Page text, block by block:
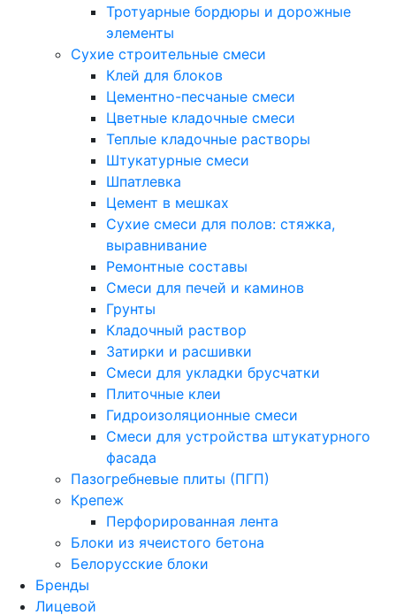
Тротуарные бордюры и дорожные
элементы
Сухие строительные смеси
Клей для блоков
Цементно-песчаные смеси
Цветные кладочные смеси
Теплые кладочные растворы
Штукатурные смеси
Шпатлевка
Цемент в мешках
Сухие смеси для полов: стяжка,
выравнивание
Ремонтные составы
Смеси для печей и каминов
Грунты
Кладочный раствор
Затирки и расшивки
Смеси для укладки брусчатки
Плиточные клеи
Гидроизоляционные смеси
Смеси для устройства штукатурного
фасада
Пазогребневые плиты (ПГП)
Крепеж
Перфорированная лента
Блоки из ячеистого бетона
Белорусские блоки
Бренды
Лицевой